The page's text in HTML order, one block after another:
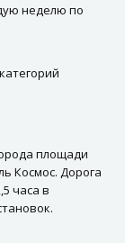
неделю по
площади
Космос. Дорога
часа в